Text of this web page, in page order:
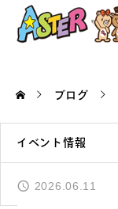
トップページ
コース案内
ブログ
イベント情報
2026.06.11